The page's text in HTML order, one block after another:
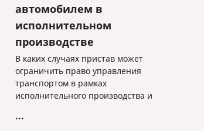
автомобилем в
исполнительном
производстве
В каких случаях пристав может
ограничить право управления
транспортом в рамках
исполнительного производства и
законно — разъясняем
...